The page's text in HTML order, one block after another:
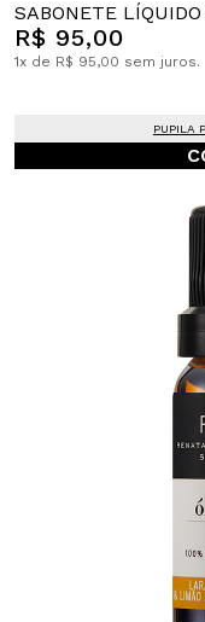
SABONETE
R$ 95,00
1x de R$ 95,00 sem juros.
PUPILA